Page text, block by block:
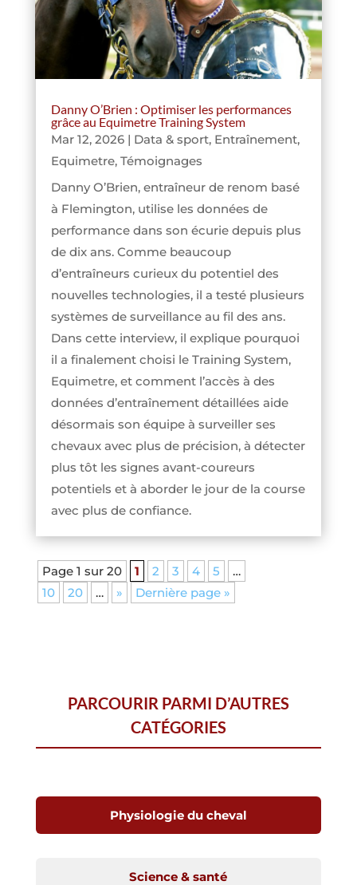
Danny O’Brien : Optimiser les performances
grâce au Equimetre Training System
Mar 12, 2026| Data & sport, Entraînement,
Equimetre, Témoignages
Danny O’Brien, entraîneur de renom basé
à Flemington, utilise les données de
performance dans son écurie depuis plus
de dix ans. Comme beaucoup
d’entraîneurs curieux du potentiel des
nouvelles technologies, il a testé plusieurs
systèmes de surveillance au fil des ans.
Dans cette interview, il explique pourquoi
il a finalement choisi le Training System,
Equimetre, et comment l’accès à des
données d’entraînement détaillées aide
désormais son équipe à surveiller ses
chevaux avec plus de précision, à détecter
plus tôt les signes avant-coureurs
potentiels et à aborder le jour de la course
avec plus de confiance.
Page 1 sur 20 1 2 3 4 5
…
10
20 … » Dernière page »
PARCOURIR PARMI D’AUTRES
CATÉGORIES
Physiologie du cheval
Science & santé